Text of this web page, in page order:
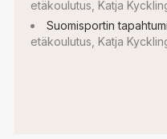
etäkoulutus, Katja
Suomisportin
etäkoulutus, Katja